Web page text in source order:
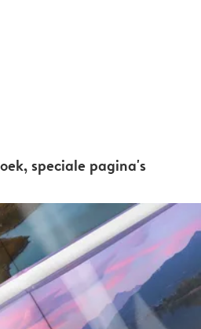
speciale pagina's